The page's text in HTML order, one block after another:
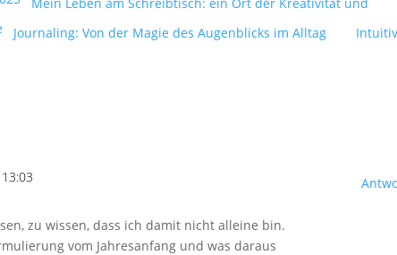
Journaling: Von der Magie des Augenblicks im Alltag
zu wissen, dass ich damit nicht alleine bin.
vom Jahresanfang und was daraus